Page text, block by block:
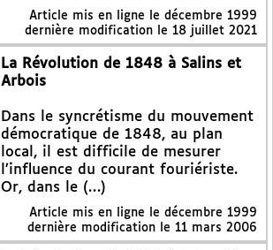
Article mis en ligne le décembre 1999
dernière modification le 18 juillet 2021
La Révolution de 1848 à Salins et
Arbois
Dans le syncrétisme du mouvement
démocratique de 1848, au plan
local, il est difficile de mesurer
l’influence du courant fouriériste.
Or, dans le (…)
Article mis en ligne le décembre 1999
dernière modification le 11 mars 2006